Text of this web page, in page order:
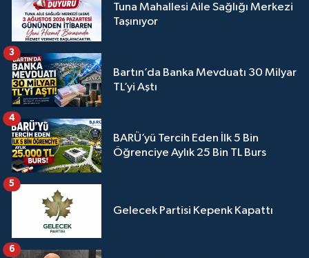
Tuna Mahallesi Aile Sağlığı Merkezi
Taşınıyor
Bartın’da Banka Mevduatı 30 Milyar
TL’yi Aştı
3
BARÜ’yü Tercih Eden İlk 5 Bin
Öğrenciye Aylık 25 Bin TL Burs
4
Gelecek Partisi Kepenk Kapattı
5
6